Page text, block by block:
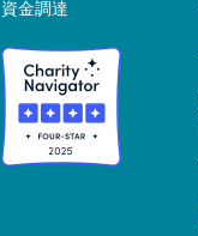
資金調達